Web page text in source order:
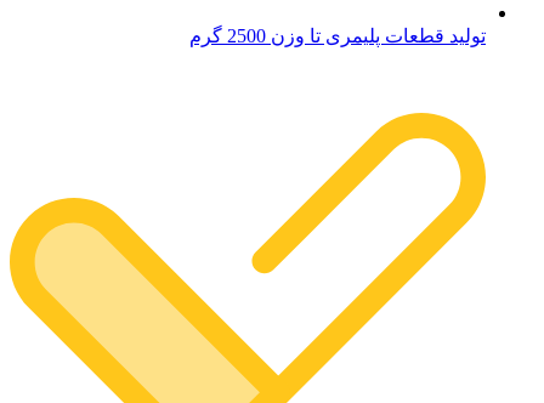
تولید قطعات پلیمری تا وزن 2500 گرم